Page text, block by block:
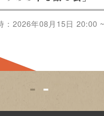
開催日時：2026年08月22日
募集中
1 2